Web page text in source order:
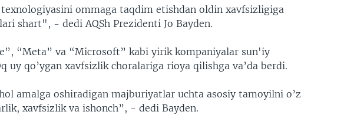
ommaga taqdim etishdan oldin xavfsizligiga
shart", - dedi AQSh Prezidenti Jo Bayden.
“Meta” va “Microsoft” kabi yirik kompaniyalar sun'iy
uy qo’ygan xavfsizlik choralariga rioya qilishga va’da berdi.
amalga oshiradigan majburiyatlar uchta asosiy tamoyilni o’z
xavfsizlik va ishonch”, - dedi Bayden.